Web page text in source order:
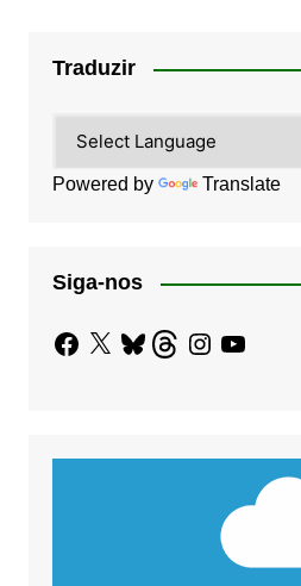
Traduzir
Powered by Translate
Siga-nos
Facebook
X BlueskyThreadsInstagram
YouTube